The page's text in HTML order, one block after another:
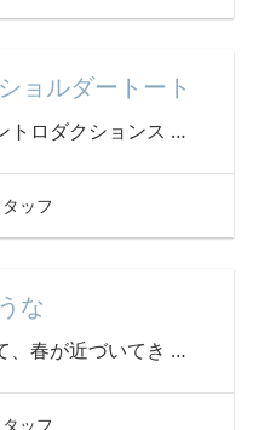
ョルダートート
トロダクションス …
ッフ
な
、春が近づいてき …
タッフ